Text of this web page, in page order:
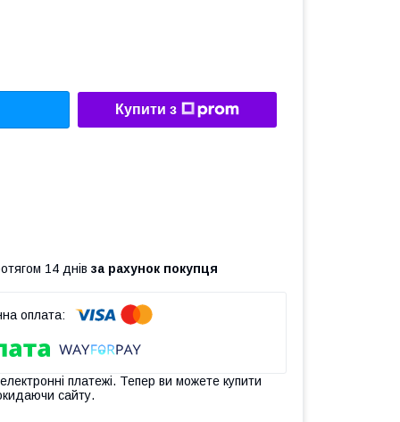
Купити з
14 днів за рахунок покупця
платежі. Тепер ви можете купити
сайту.